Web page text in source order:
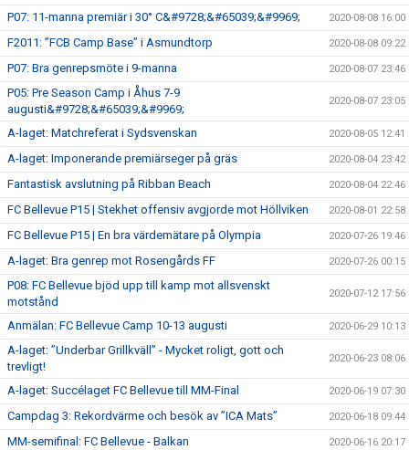
P07: 11-manna premiär i 30° C&#9728;&#65039;&#9969; 2020-08-08 16:00
F2011: ”FCB Camp Base” i Asmundtorp 2020-08-08 09:22
P07: Bra genrepsmöte i 9-manna 2020-08-07 23:46
P05: Pre Season Camp i Åhus 7-9
augusti&#9728;&#65039;&#9969;
2020-08-07 23:05
A-laget: Matchreferat i Sydsvenskan 2020-08-05 12:41
A-laget: Imponerande premiärseger på gräs 2020-08-04 23:42
Fantastisk avslutning på Ribban Beach 2020-08-04 22:46
FC Bellevue P15 | Stekhet offensiv avgjorde mot Höllviken 2020-08-01 22:58
FC Bellevue P15 | En bra värdemätare på Olympia 2020-07-26 19:46
A-laget: Bra genrep mot Rosengårds FF 2020-07-26 00:15
P08: FC Bellevue bjöd upp till kamp mot allsvenskt
motstånd
2020-07-12 17:56
Anmälan: FC Bellevue Camp 10-13 augusti 2020-06-29 10:13
A-laget: ”Underbar Grillkväll” - Mycket roligt, gott och
trevligt!
2020-06-23 08:06
A-laget: Succélaget FC Bellevue till MM-Final 2020-06-19 07:30
Campdag 3: Rekordvärme och besök av ”ICA Mats” 2020-06-18 09:44
MM-semifinal: FC Bellevue - Balkan 2020-06-16 20:17